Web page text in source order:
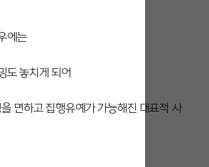
에는
도 놓치게 되어
면하고 집행유예가 가능해진 대표적 사